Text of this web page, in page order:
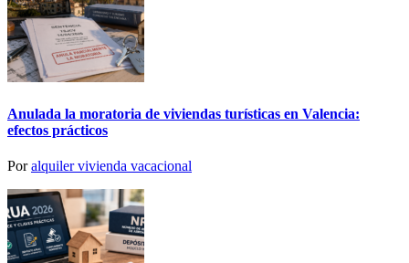
Anulada la moratoria de viviendas turísticas en Valencia:
efectos prácticos
Poralquiler vivienda vacacional